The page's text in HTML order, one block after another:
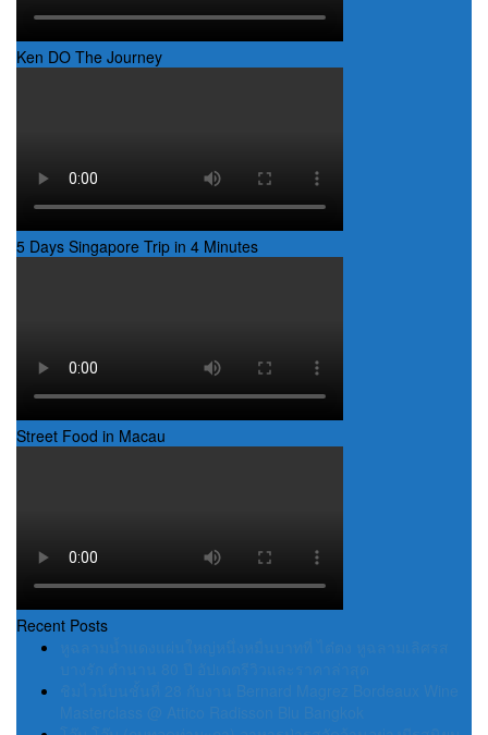
Ken DO The Journey
5 Days Singapore Trip in 4 Minutes
Street Food in Macau
Recent Posts